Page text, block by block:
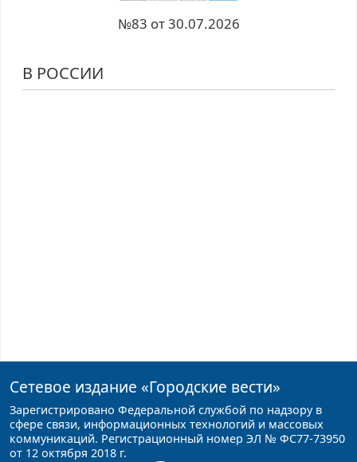
№83 от 30.07.2026
В РОССИИ
Сетевое издание «Городские вести»
Зарегистрировано Федеральной службой по надзору в
сфере связи, информационных технологий и массовых
коммуникаций. Регистрационный номер ЭЛ № ФС77-73950
от 12 октября 2018 г.